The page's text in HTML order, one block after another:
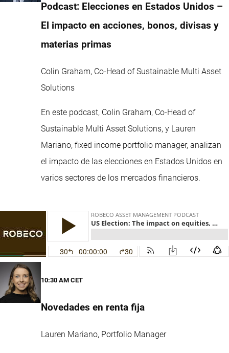
Podcast: Elecciones en Estados Unidos –
El impacto en acciones, bonos, divisas y
materias primas
Colin Graham, Co-Head of Sustainable Multi Asset
Solutions
En este podcast, Colin Graham, Co-Head of
Sustainable Multi Asset Solutions, y Lauren
Mariano, fixed income portfolio manager, analizan
el impacto de las elecciones en Estados Unidos en
varios sectores de los mercados financieros.
10:30 AM CET
Novedades en renta fija
Lauren Mariano, Portfolio Manager